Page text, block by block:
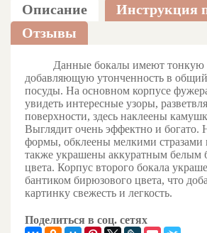
Описание
Инструкция
Отзывы
Данные бокалы имеют тонкую
добавляющую утонченность в
посуды. На основном корпусе
увидеть интересные узоры,
поверхности, здесь наклеены
Выглядит очень эффектно и
формы, обклеены мелкими стразами
также украшены аккуратным белым
цвета. Корпус второго бокала
бантиком бирюзового цвета, что
картинку свежесть и легкость.
Поделиться в соц. сетях